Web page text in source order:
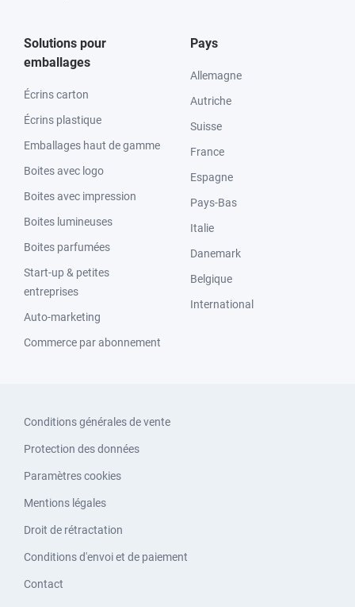
Solutions pour
emballages
Écrins carton
Écrins plastique
Emballages haut de gamme
Boites avec logo
Boites avec impression
Boites lumineuses
Boites parfumées
Start-up & petites
entreprises
Auto-marketing
Commerce par abonnement
Pays
Allemagne
Autriche
Suisse
France
Espagne
Pays-Bas
Italie
Danemark
Belgique
International
Conditions générales de vente
Protection des données
Paramètres cookies
Mentions légales
Droit de rétractation
Conditions d'envoi et de paiement
Contact